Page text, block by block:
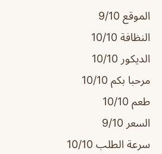
الموقع 9/10
النظافة 10/10
الديكور 10/10
مرحبا بكم 10/10
طعم 10/10
السعر 9/10
سرعة الطلب 10/10